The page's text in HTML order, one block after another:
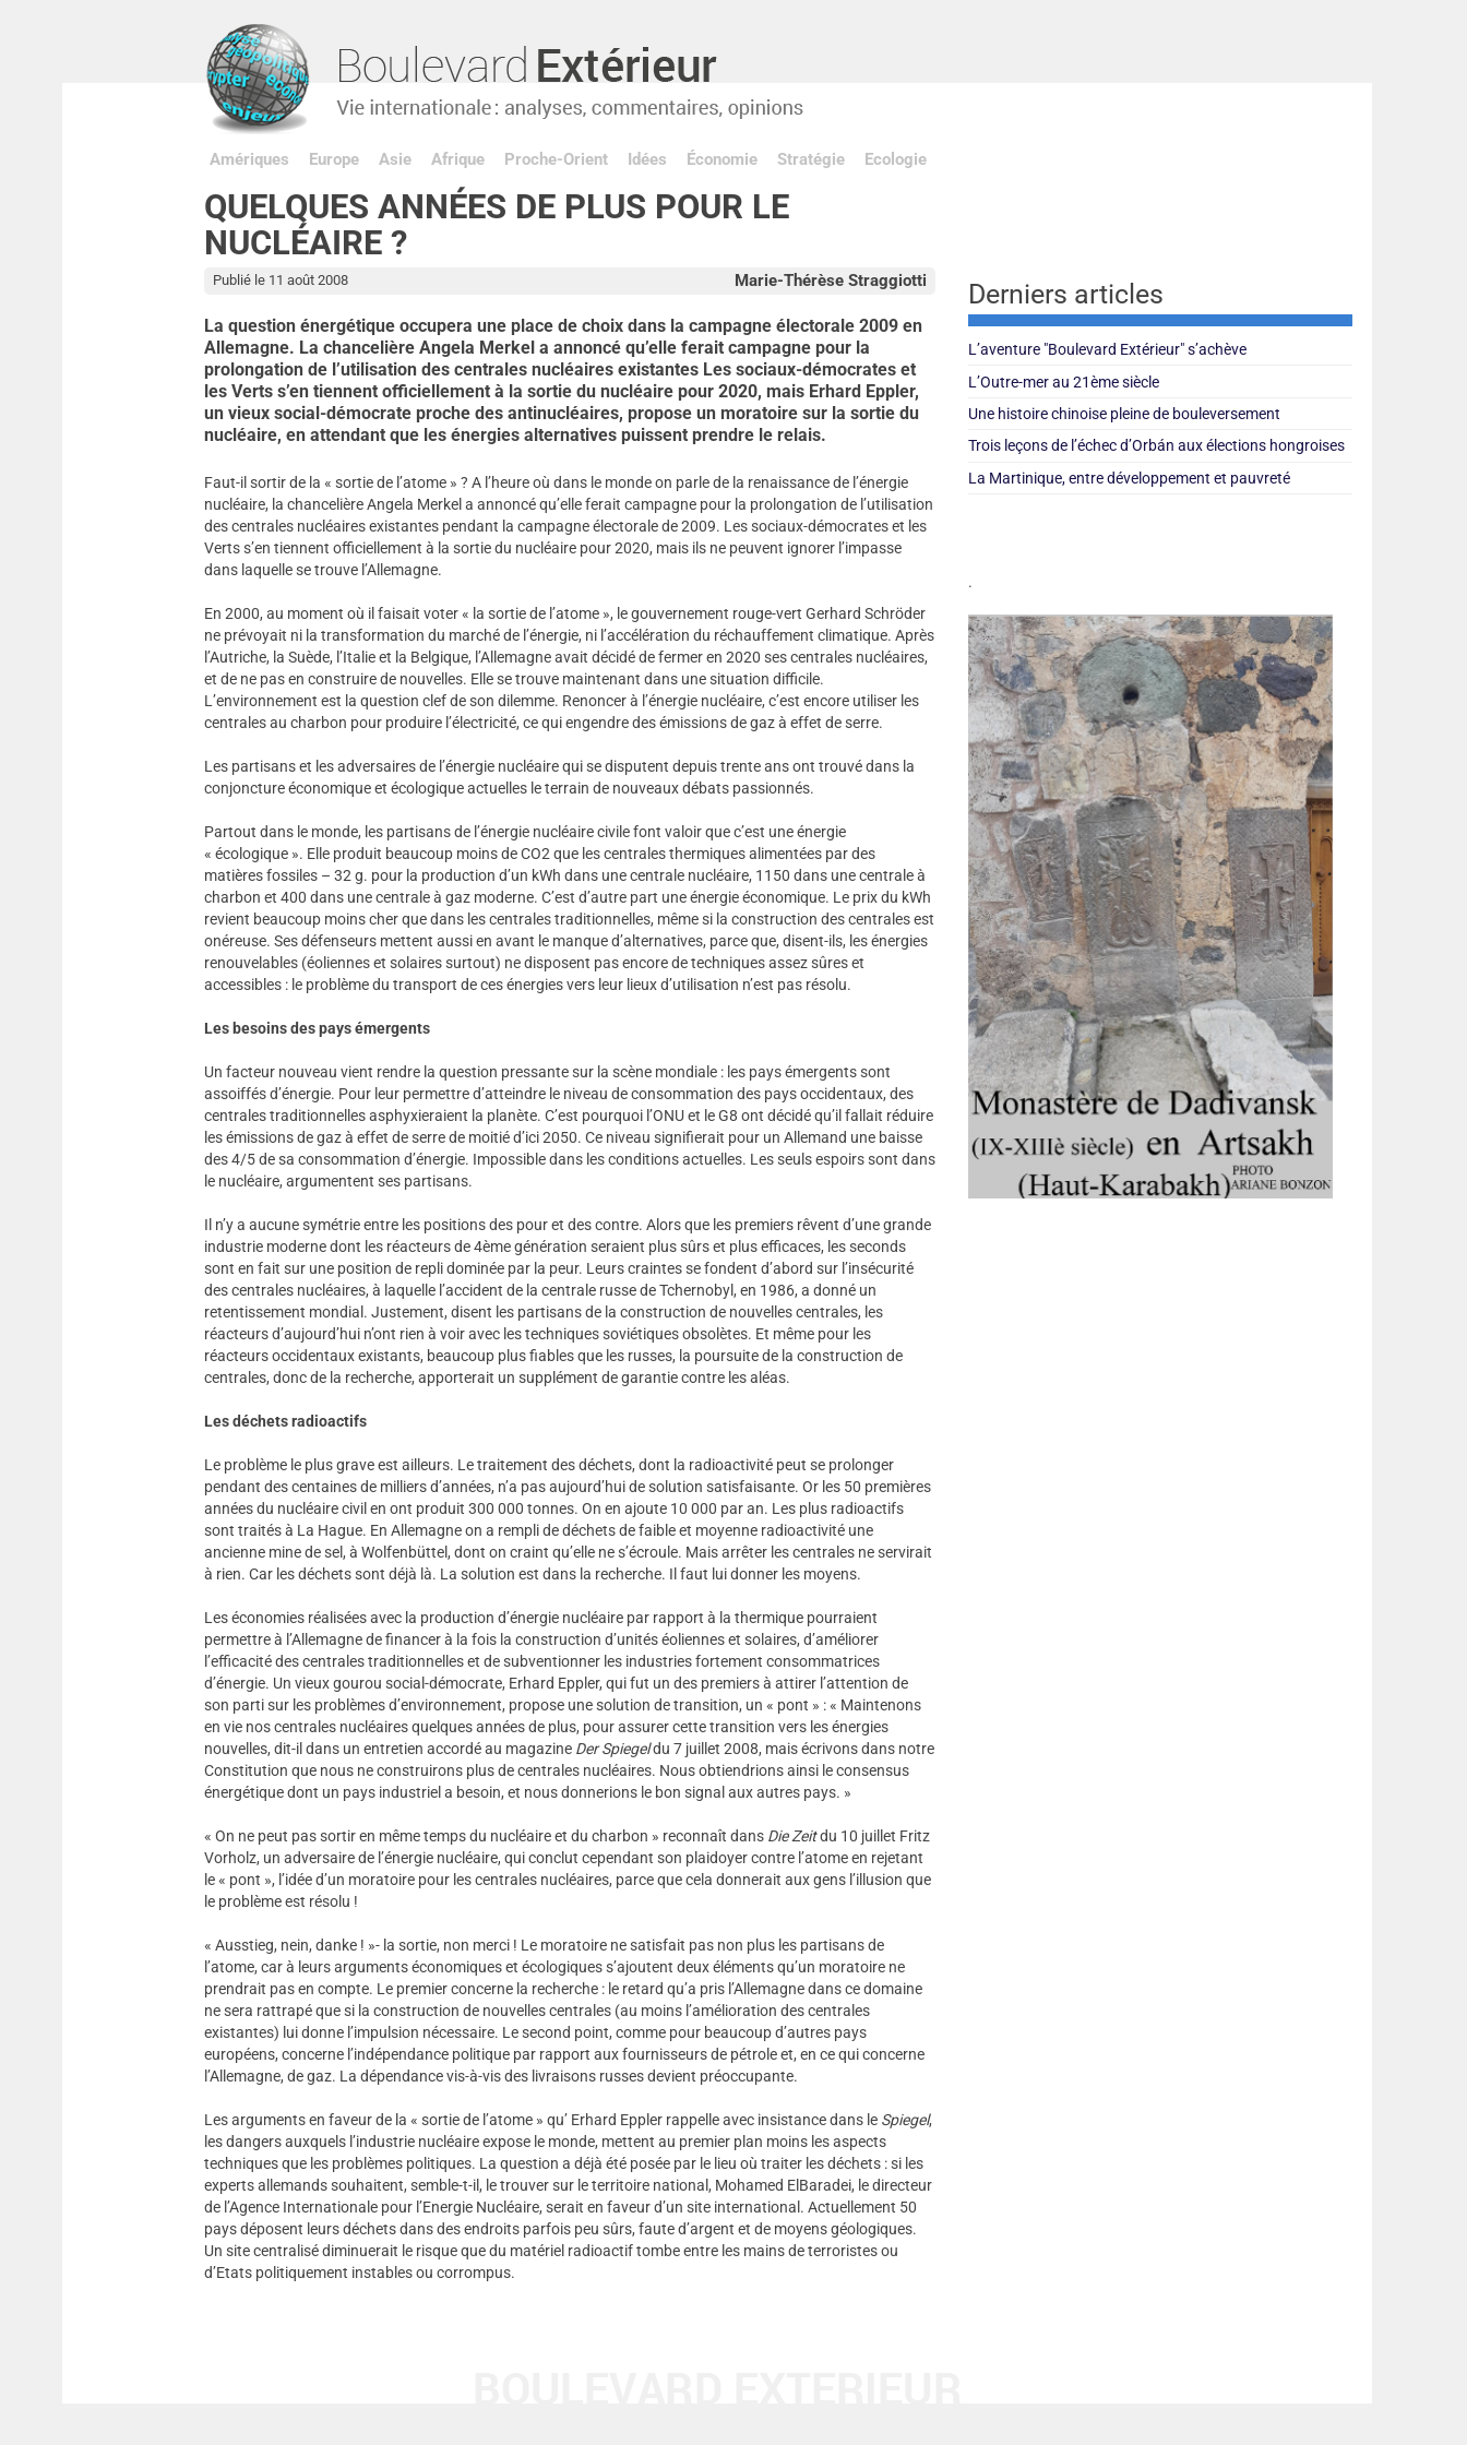
Amériques Europe Asie Afrique Proche-Orient Idées Économie Stratégie Ecologie
QUELQUES ANNÉES DE PLUS POUR LE
NUCLÉAIRE ?
Marie-Thérèse Straggiotti
Publié le 11 août 2008
La question énergétique occupera une place de choix dans la campagne électorale 2009 en
Allemagne. La chancelière Angela Merkel a annoncé qu’elle ferait campagne pour la
prolongation de l’utilisation des centrales nucléaires existantes Les sociaux-démocrates et
les Verts s’en tiennent officiellement à la sortie du nucléaire pour 2020, mais Erhard Eppler,
un vieux social-démocrate proche des antinucléaires, propose un moratoire sur la sortie du
nucléaire, en attendant que les énergies alternatives puissent prendre le relais.
Faut-il sortir de la « sortie de l’atome » ? A l’heure où dans le monde on parle de la renaissance de l’énergie
nucléaire, la chancelière Angela Merkel a annoncé qu’elle ferait campagne pour la prolongation de l’utilisation
des centrales nucléaires existantes pendant la campagne électorale de 2009. Les sociaux-démocrates et les
Verts s’en tiennent officiellement à la sortie du nucléaire pour 2020, mais ils ne peuvent ignorer l’impasse
dans laquelle se trouve l’Allemagne.
En 2000, au moment où il faisait voter « la sortie de l’atome », le gouvernement rouge-vert Gerhard Schröder
ne prévoyait ni la transformation du marché de l’énergie, ni l’accélération du réchauffement climatique. Après
l’Autriche, la Suède, l’Italie et la Belgique, l’Allemagne avait décidé de fermer en 2020 ses centrales nucléaires,
et de ne pas en construire de nouvelles. Elle se trouve maintenant dans une situation difficile.
L’environnement est la question clef de son dilemme. Renoncer à l’énergie nucléaire, c’est encore utiliser les
centrales au charbon pour produire l’électricité, ce qui engendre des émissions de gaz à effet de serre.
Les partisans et les adversaires de l’énergie nucléaire qui se disputent depuis trente ans ont trouvé dans la
conjoncture économique et écologique actuelles le terrain de nouveaux débats passionnés.
Partout dans le monde, les partisans de l’énergie nucléaire civile font valoir que c’est une énergie
« écologique ». Elle produit beaucoup moins de CO2 que les centrales thermiques alimentées par des
matières fossiles – 32 g. pour la production d’un kWh dans une centrale nucléaire, 1150 dans une centrale à
charbon et 400 dans une centrale à gaz moderne. C’est d’autre part une énergie économique. Le prix du kWh
revient beaucoup moins cher que dans les centrales traditionnelles, même si la construction des centrales est
onéreuse. Ses défenseurs mettent aussi en avant le manque d’alternatives, parce que, disent-ils, les énergies
renouvelables (éoliennes et solaires surtout) ne disposent pas encore de techniques assez sûres et
accessibles : le problème du transport de ces énergies vers leur lieux d’utilisation n’est pas résolu.
Les besoins des pays émergents
Un facteur nouveau vient rendre la question pressante sur la scène mondiale : les pays émergents sont
assoiffés d’énergie. Pour leur permettre d’atteindre le niveau de consommation des pays occidentaux, des
centrales traditionnelles asphyxieraient la planète. C’est pourquoi l’ONU et le G8 ont décidé qu’il fallait réduire
les émissions de gaz à effet de serre de moitié d’ici 2050. Ce niveau signifierait pour un Allemand une baisse
des 4/5 de sa consommation d’énergie. Impossible dans les conditions actuelles. Les seuls espoirs sont dans
le nucléaire, argumentent ses partisans.
Il n’y a aucune symétrie entre les positions des pour et des contre. Alors que les premiers rêvent d’une grande
industrie moderne dont les réacteurs de 4ème génération seraient plus sûrs et plus efficaces, les seconds
sont en fait sur une position de repli dominée par la peur. Leurs craintes se fondent d’abord sur l’insécurité
des centrales nucléaires, à laquelle l’accident de la centrale russe de Tchernobyl, en 1986, a donné un
retentissement mondial. Justement, disent les partisans de la construction de nouvelles centrales, les
réacteurs d’aujourd’hui n’ont rien à voir avec les techniques soviétiques obsolètes. Et même pour les
réacteurs occidentaux existants, beaucoup plus fiables que les russes, la poursuite de la construction de
centrales, donc de la recherche, apporterait un supplément de garantie contre les aléas.
Les déchets radioactifs
Le problème le plus grave est ailleurs. Le traitement des déchets, dont la radioactivité peut se prolonger
pendant des centaines de milliers d’années, n’a pas aujourd’hui de solution satisfaisante. Or les 50 premières
années du nucléaire civil en ont produit 300 000 tonnes. On en ajoute 10 000 par an. Les plus radioactifs
sont traités à La Hague. En Allemagne on a rempli de déchets de faible et moyenne radioactivité une
ancienne mine de sel, à Wolfenbüttel, dont on craint qu’elle ne s’écroule. Mais arrêter les centrales ne servirait
à rien. Car les déchets sont déjà là. La solution est dans la recherche. Il faut lui donner les moyens.
Les économies réalisées avec la production d’énergie nucléaire par rapport à la thermique pourraient
permettre à l’Allemagne de financer à la fois la construction d’unités éoliennes et solaires, d’améliorer
l’efficacité des centrales traditionnelles et de subventionner les industries fortement consommatrices
d’énergie. Un vieux gourou social-démocrate, Erhard Eppler, qui fut un des premiers à attirer l’attention de
son parti sur les problèmes d’environnement, propose une solution de transition, un « pont » : « Maintenons
en vie nos centrales nucléaires quelques années de plus, pour assurer cette transition vers les énergies
nouvelles, dit-il dans un entretien accordé au magazine Der Spiegeldu 7 juillet 2008, mais écrivons dans notre
Constitution que nous ne construirons plus de centrales nucléaires. Nous obtiendrions ainsi le consensus
énergétique dont un pays industriel a besoin, et nous donnerions le bon signal aux autres pays. »
« On ne peut pas sortir en même temps du nucléaire et du charbon » reconnaît dans Die Zeitdu 10 juillet Fritz
Vorholz, un adversaire de l’énergie nucléaire, qui conclut cependant son plaidoyer contre l’atome en rejetant
le « pont », l’idée d’un moratoire pour les centrales nucléaires, parce que cela donnerait aux gens l’illusion que
le problème est résolu !
« Ausstieg, nein, danke ! »- la sortie, non merci ! Le moratoire ne satisfait pas non plus les partisans de
l’atome, car à leurs arguments économiques et écologiques s’ajoutent deux éléments qu’un moratoire ne
prendrait pas en compte. Le premier concerne la recherche : le retard qu’a pris l’Allemagne dans ce domaine
ne sera rattrapé que si la construction de nouvelles centrales (au moins l’amélioration des centrales
existantes) lui donne l’impulsion nécessaire. Le second point, comme pour beaucoup d’autres pays
européens, concerne l’indépendance politique par rapport aux fournisseurs de pétrole et, en ce qui concerne
l’Allemagne, de gaz. La dépendance vis-à-vis des livraisons russes devient préoccupante.
Les arguments en faveur de la « sortie de l’atome » qu’ Erhard Eppler rappelle avec insistance dans le Spiegel,
les dangers auxquels l’industrie nucléaire expose le monde, mettent au premier plan moins les aspects
techniques que les problèmes politiques. La question a déjà été posée par le lieu où traiter les déchets : si les
experts allemands souhaitent, semble-t-il, le trouver sur le territoire national, Mohamed ElBaradei, le directeur
de l’Agence Internationale pour l’Energie Nucléaire, serait en faveur d’un site international. Actuellement 50
pays déposent leurs déchets dans des endroits parfois peu sûrs, faute d’argent et de moyens géologiques.
Un site centralisé diminuerait le risque que du matériel radioactif tombe entre les mains de terroristes ou
d’Etats politiquement instables ou corrompus.
Derniers articles
L’aventure "Boulevard Extérieur" s’achève
L’Outre-mer au 21ème siècle
Une histoire chinoise pleine de bouleversement
Trois leçons de l’échec d’Orbán aux élections hongroises
La Martinique, entre développement et pauvreté
.